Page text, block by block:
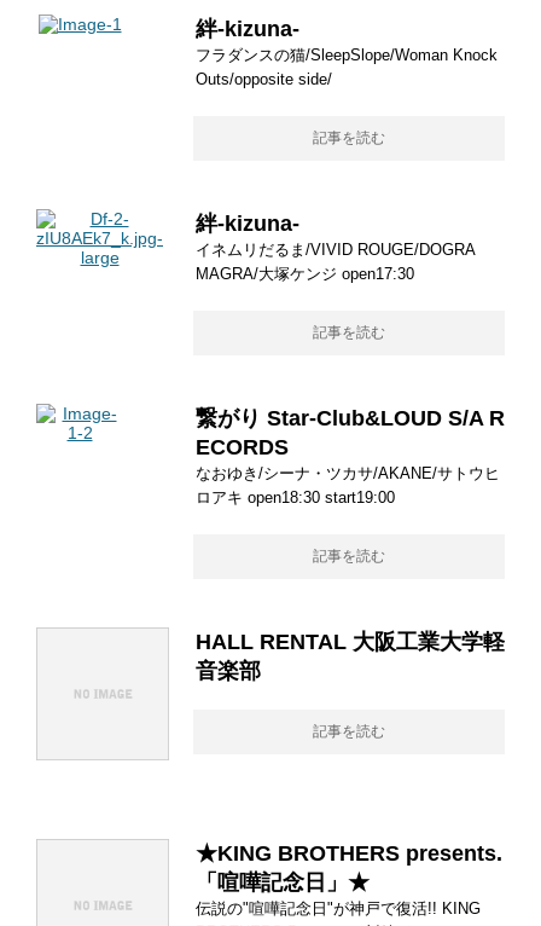
絆-kizuna-
フラダンスの猫/SleepSlope/Woman Knock
Outs/opposite side/
記事を読む
絆-kizuna-
イネムリだるま/VIVID ROUGE/DOGRA
MAGRA/大塚ケンジ open17:30
記事を読む
繋がり Star-Club&LOUD S/A R
ECORDS
なおゆき/シーナ・ツカサ/AKANE/サトウヒ
ロアキ open18:30 start19:00
記事を読む
HALL RENTAL 大阪工業大学軽
音楽部
記事を読む
★KING BROTHERS presents.
「喧嘩記念日」★
伝説の"喧嘩記念日"が神戸で復活!! KING